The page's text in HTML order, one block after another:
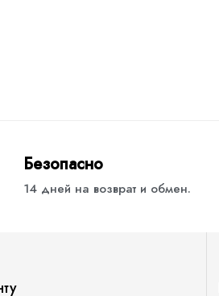
Безопасно
14 дней на возврат и обмен.